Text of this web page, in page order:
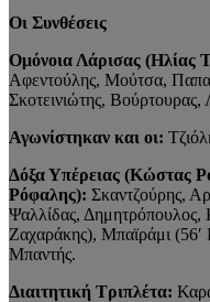
Οι Συνθέσεις
Ομόνοια Λάρισας (Ηλίας
Αφεντούλης, Μούτσα,
Σκοτεινιώτης,
Αγωνίστηκαν και οι:
Δόξα Υπέρειας (Κώστας
Ρόφαλης): Σκαντζούρης,
Ψαλλίδας, Δημητρόπουλος,
Ζαχαράκης), Μπαϊράμι
Μπαντής.
Διαιτητική Τριπλέτα: